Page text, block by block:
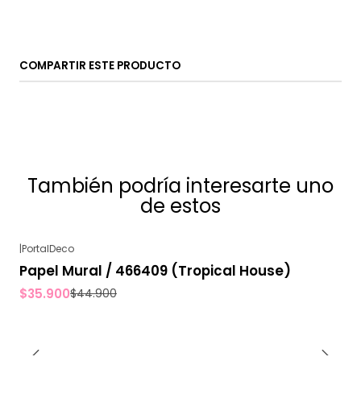
COMPARTIR ESTE PRODUCTO
También podría interesarte uno
de estos
|PortalDeco
Papel Mural / 466409 (Tropical House)
$35.900$44.900